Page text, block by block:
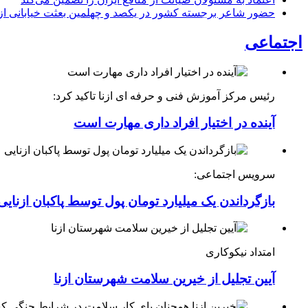
حضور شاعر برجسته کشور در یکصد و چهلمین بعثت خیابانی
اجتماعی
رئیس مرکز آموزش فنی و حرفه ای ازنا تاکید کرد:
آینده در اختیار افراد داری مهارت است
سرویس اجتماعی:
بازگرداندن یک میلیارد تومان پول توسط پاکبان
امتداد نیکوکاری
آیین تجلیل از خیرین سلامت شهرستان ازنا